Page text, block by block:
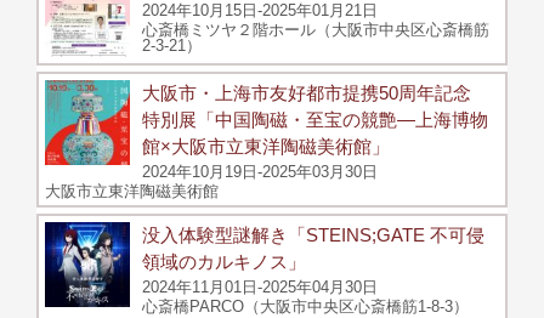
2024年10月15日-2025年01月21日
心斎橋ミツヤ２階ホール（大阪市中央区心斎橋筋
2-3-21）
大阪市・上海市友好都市提携50周年記念
特別展「中国陶磁・至宝の競艶―上海博物
館×大阪市立東洋陶磁美術館」
2024年10月19日-2025年03月30日
大阪市立東洋陶磁美術館
没入体験型謎解き「STEINS;GATE 不可侵
領域のカルキノス」
2024年11月01日-2025年04月30日
心斎橋PARCO（大阪市中央区心斎橋筋1-8-3）